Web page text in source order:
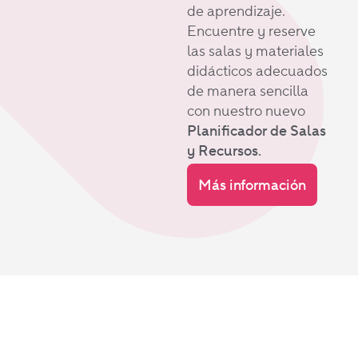
de aprendizaje.
Encuentre y reserve
las salas y materiales
didácticos adecuados
de manera sencilla
con nuestro nuevo
Planificador de Salas
y Recursos.
Más información